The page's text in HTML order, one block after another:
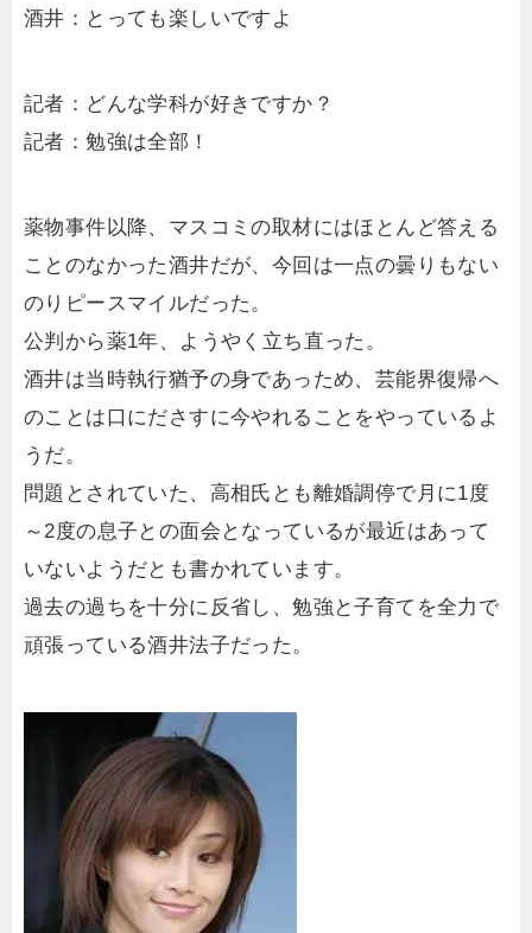
酒井：とっても楽しいですよ
記者：どんな学科が好きですか？
記者：勉強は全部！
薬物事件以降、マスコミの取材にはほとんど答える
ことのなかった酒井だが、今回は一点の曇りもない
のりピースマイルだった。
公判から薬1年、ようやく立ち直った。
酒井は当時執行猶予の身であっため、芸能界復帰へ
のことは口にださすに今やれることをやっているよ
うだ。
問題とされていた、高相氏とも離婚調停で月に1度
～2度の息子との面会となっているが最近はあって
いないようだとも書かれています。
過去の過ちを十分に反省し、勉強と子育てを全力で
頑張っている酒井法子だった。